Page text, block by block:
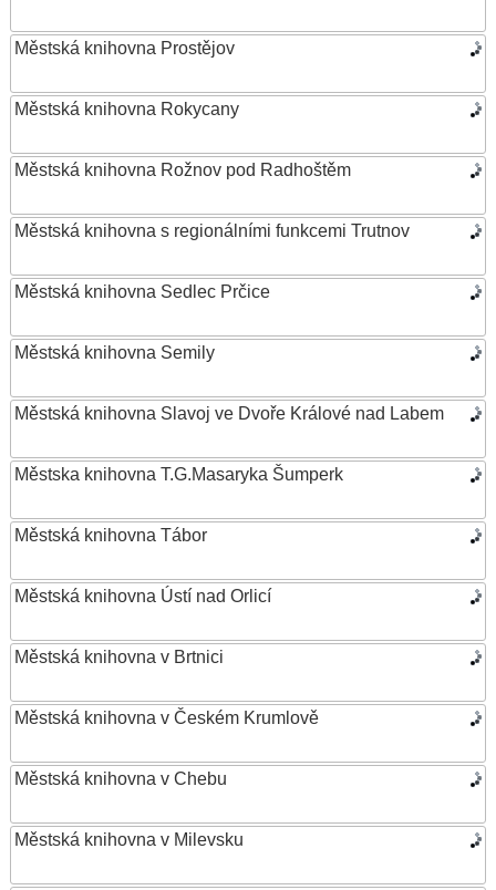
Městská knihovna Prostějov
Městská knihovna Rokycany
Městská knihovna Rožnov pod Radhoštěm
Městská knihovna s regionálními funkcemi Trutnov
Městská knihovna Sedlec Prčice
Městská knihovna Semily
Městská knihovna Slavoj ve Dvoře Králové nad Labem
Městska knihovna T.G.Masaryka Šumperk
Městská knihovna Tábor
Městská knihovna Ústí nad Orlicí
Městská knihovna v Brtnici
Městská knihovna v Českém Krumlově
Městská knihovna v Chebu
Městská knihovna v Milevsku